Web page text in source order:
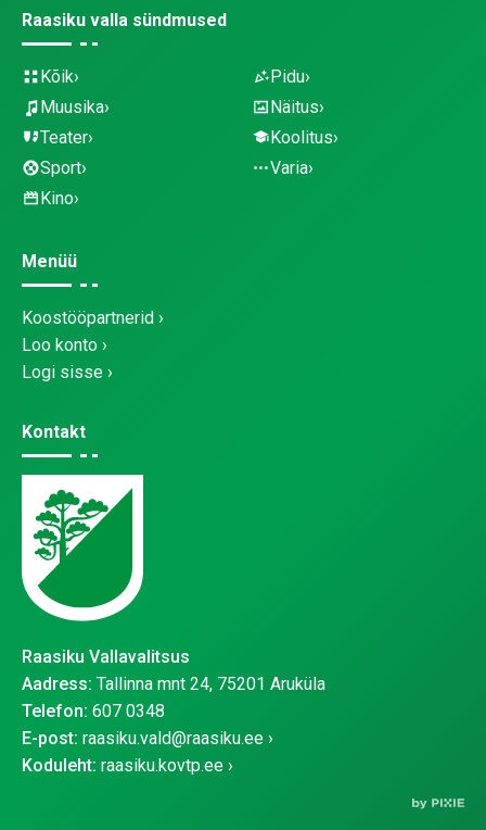
Raasiku valla sündmused
Kõik
Muusika
Teater
Sport
Kino
Pidu
Näitus
Koolitus
Varia
Menüü
Koostööpartnerid
Loo konto
Logi sisse
Kontakt
Raasiku Vallavalitsus
Aadress: Tallinna mnt 24, 75201 Aruküla
Telefon: 607 0348
E-post: raasiku.vald@raasiku.ee
Koduleht: raasiku.kovtp.ee